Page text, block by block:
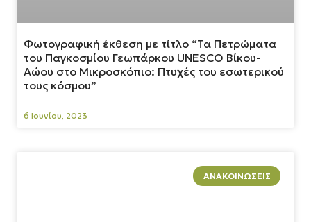
Φωτογραφική έκθεση με τίτλο “Τα Πετρώματα
του Παγκοσμίου Γεωπάρκου UNESCO Βίκου-
Αώου στο Μικροσκόπιο: Πτυχές του εσωτερικού
τους κόσμου”
6 Ιουνίου, 2023
ΑΝΑΚΟΙΝΏΣΕΙΣ